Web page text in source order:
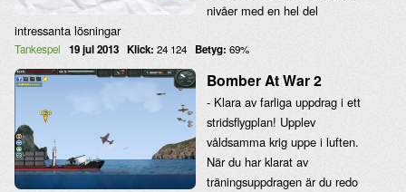
nivåer med en hel del
intressanta lösningar
Tankespel 19 jul 2013 Klick: 24 124 Betyg: 69%
Bomber At War 2
- Klara av farliga uppdrag i ett
stridsflygplan! Upplev
våldsamma krig uppe i luften.
När du har klarat av
träningsuppdragen är du redo